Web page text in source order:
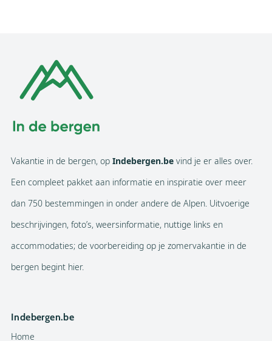
Vakantie in de bergen, op Indebergen.be vind je er alles over.
Een compleet pakket aan informatie en inspiratie over meer
dan 750 bestemmingen in onder andere de Alpen. Uitvoerige
beschrijvingen, foto’s, weersinformatie, nuttige links en
accommodaties; de voorbereiding op je zomervakantie in de
bergen begint hier.
Indebergen.be
Home